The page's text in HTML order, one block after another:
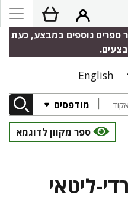
ספרים נוספים במבצע, כעת
English
מודפסים
ספר מקוון לדוגמא
ליטאי